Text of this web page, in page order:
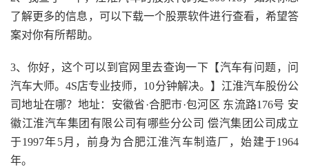
了解更多的信息，可以下载一个股票软件进行查看，希望答
案对你有所帮助。
3、你好，这个可以到官网里去查询一下【汽车有问题，问
汽车大师。4S店专业技师，10分钟解决。】江淮汽车股份公
司地址在哪？地址：安徽省·合肥市·包河区 东流路176号 安
徽江淮汽车集团有限公司有哪些分公司 偿汽集团公司成立
于1997年5月，前身为合肥江淮汽车制造厂，始建于1964
年。